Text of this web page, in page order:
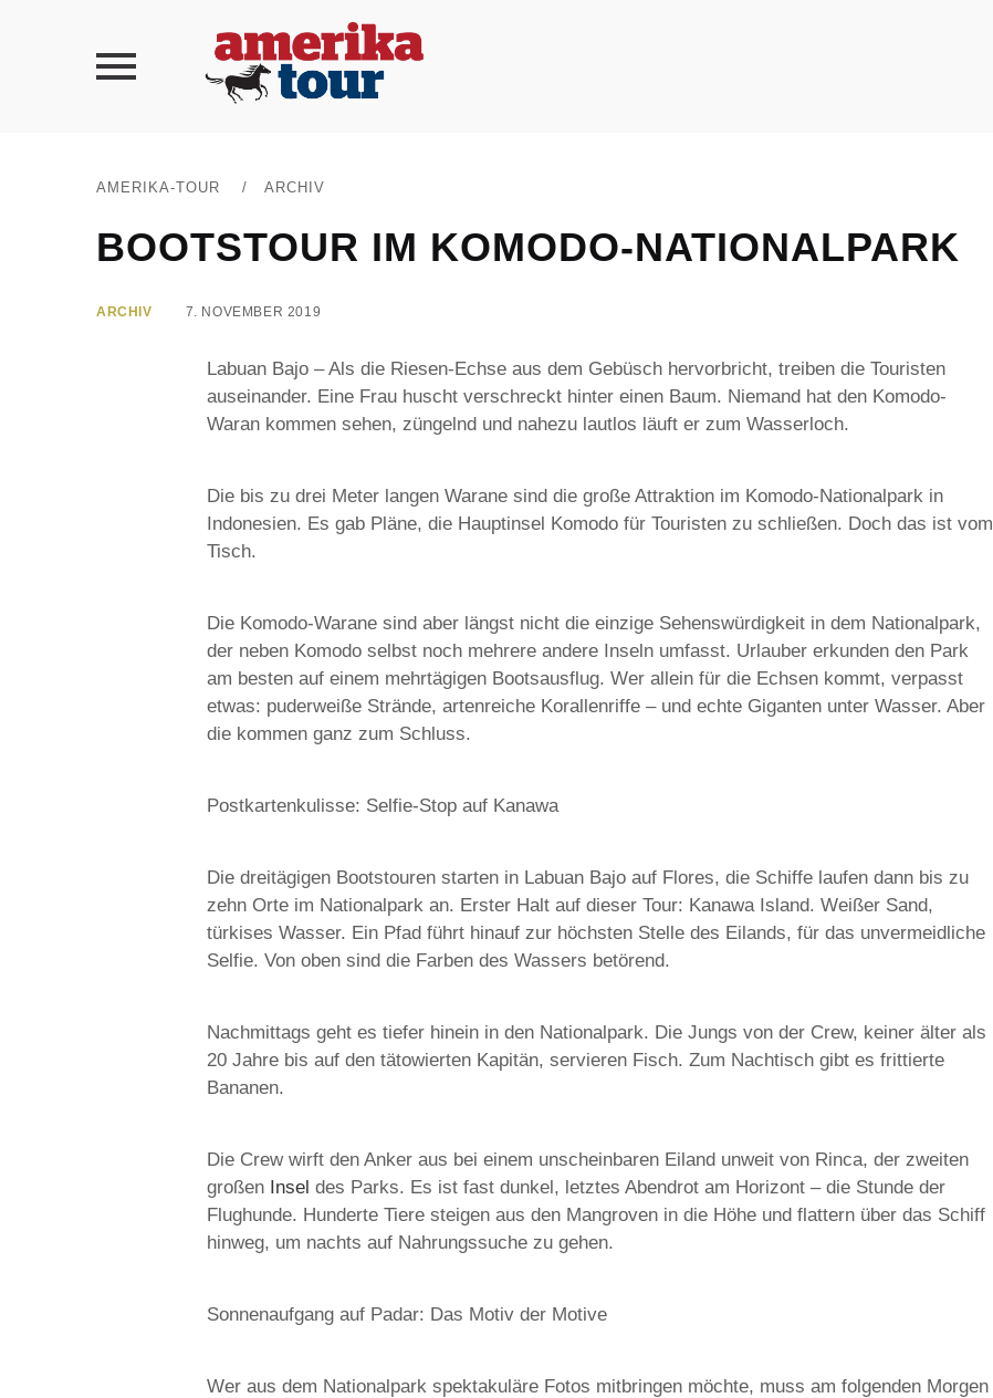
AMERIKA-TOUR / ARCHIV
BOOTSTOUR IM KOMODO-NATIONALPARK
ARCHIV 7. NOVEMBER 2019
Labuan Bajo – Als die Riesen-Echse aus dem Gebüsch hervorbricht, treiben die Touristen
auseinander. Eine Frau huscht verschreckt hinter einen Baum. Niemand hat den Komodo-
Waran kommen sehen, züngelnd und nahezu lautlos läuft er zum Wasserloch.
Die bis zu drei Meter langen Warane sind die große Attraktion im Komodo-Nationalpark in
Indonesien. Es gab Pläne, die Hauptinsel Komodo für Touristen zu schließen. Doch das ist vom
Tisch.
Die Komodo-Warane sind aber längst nicht die einzige Sehenswürdigkeit in dem Nationalpark,
der neben Komodo selbst noch mehrere andere Inseln umfasst. Urlauber erkunden den Park
am besten auf einem mehrtägigen Bootsausflug. Wer allein für die Echsen kommt, verpasst
etwas: puderweiße Strände, artenreiche Korallenriffe – und echte Giganten unter Wasser. Aber
die kommen ganz zum Schluss.
Postkartenkulisse: Selfie-Stop auf Kanawa
Die dreitägigen Bootstouren starten in Labuan Bajo auf Flores, die Schiffe laufen dann bis zu
zehn Orte im Nationalpark an. Erster Halt auf dieser Tour: Kanawa Island. Weißer Sand,
türkises Wasser. Ein Pfad führt hinauf zur höchsten Stelle des Eilands, für das unvermeidliche
Selfie. Von oben sind die Farben des Wassers betörend.
Nachmittags geht es tiefer hinein in den Nationalpark. Die Jungs von der Crew, keiner älter als
20 Jahre bis auf den tätowierten Kapitän, servieren Fisch. Zum Nachtisch gibt es frittierte
Bananen.
Die Crew wirft den Anker aus bei einem unscheinbaren Eiland unweit von Rinca, der zweiten
großen Insel des Parks. Es ist fast dunkel, letztes Abendrot am Horizont – die Stunde der
Flughunde. Hunderte Tiere steigen aus den Mangroven in die Höhe und flattern über das Schiff
hinweg, um nachts auf Nahrungssuche zu gehen.
Sonnenaufgang auf Padar: Das Motiv der Motive
Wer aus dem Nationalpark spektakuläre Fotos mitbringen möchte, muss am folgenden Morgen